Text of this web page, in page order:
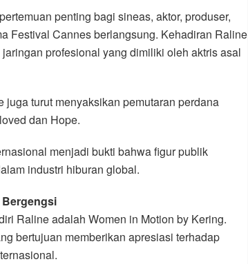
penting bagi sineas, aktor, produser,
Festival Cannes berlangsung. Kehadiran Raline
profesional yang dimiliki oleh aktris asal
turut menyaksikan pemutaran perdana
dan Hope.
menjadi bukti bahwa figur publik
industri hiburan global.
Raline adalah Women in Motion by Kering.
bertujuan memberikan apresiasi terhadap